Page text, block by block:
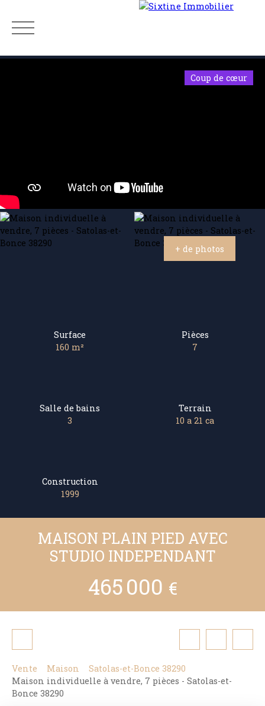
Coup de cœur
+ de photos
Surface
160 m²
Pièces
7
Salle de bains
3
Terrain
10 a 21 ca
Construction
1999
MAISON PLAIN PIED AVEC
STUDIO INDEPENDANT
465 000 €
Vente Maison
Satolas-et-Bonce 38290
Maison individuelle à vendre, 7 pièces - Satolas-et-
Bonce 38290